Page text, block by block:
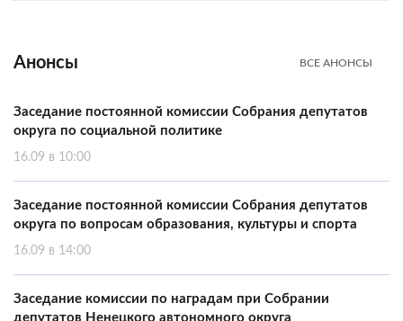
Анонсы ВСЕ АНОНСЫ
Заседание постоянной комиссии Собрания депутатов
округа по социальной политике
16.09 в 10:00
Заседание постоянной комиссии Собрания депутатов
округа по вопросам образования, культуры и спорта
16.09 в 14:00
Заседание комиссии по наградам при Собрании
депутатов Ненецкого автономного округа